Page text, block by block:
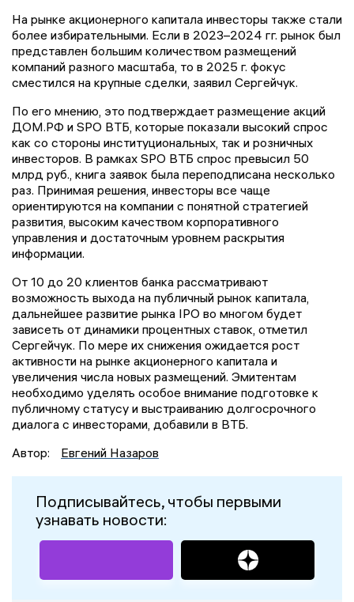
На рынке акционерного капитала инвесторы также стали
более избирательными. Если в 2023–2024 гг. рынок был
представлен большим количеством размещений
компаний разного масштаба, то в 2025 г. фокус
сместился на крупные сделки, заявил Сергейчук.
По его мнению, это подтверждает размещение акций
ДОМ.РФ и SPO ВТБ, которые показали высокий спрос
как со стороны институциональных, так и розничных
инвесторов. В рамках SPO ВТБ спрос превысил 50
млрд руб., книга заявок была переподписана несколько
раз. Принимая решения, инвесторы все чаще
ориентируются на компании с понятной стратегией
развития, высоким качеством корпоративного
управления и достаточным уровнем раскрытия
информации.
От 10 до 20 клиентов банка рассматривают
возможность выхода на публичный рынок капитала,
дальнейшее развитие рынка IPO во многом будет
зависеть от динамики процентных ставок, отметил
Сергейчук. По мере их снижения ожидается рост
активности на рынке акционерного капитала и
увеличения числа новых размещений. Эмитентам
необходимо уделять особое внимание подготовке к
публичному статусу и выстраиванию долгосрочного
диалога с инвесторами, добавили в ВТБ.
Автор:
Евгений Назаров
Подписывайтесь, чтобы первыми
узнавать новости: